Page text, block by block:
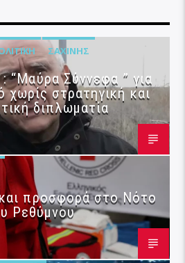
ΣΑΧΊΝΗΣ
“Μαύρα Σύννεφα ” για
χωρίς στρατηγική και
διπλωματία
προσφορά στο Νότο
Ρεθύμνου